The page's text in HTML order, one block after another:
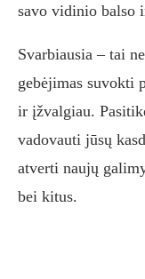
savo vidinio balso
Svarbiausia – tai
gebėjimas suvokti
ir įžvalgiau.
vadovauti jūsų
atverti naujų
bei kitus.